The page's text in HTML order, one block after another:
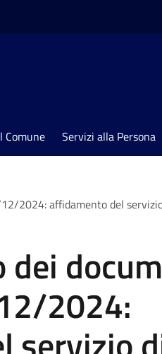
Comune Servizi alla Persona
2024: affidamento del
2024: